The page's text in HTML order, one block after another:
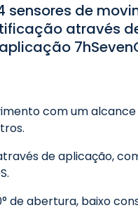
sensores de
através
com um
de aplicação,
de abertura, baixo